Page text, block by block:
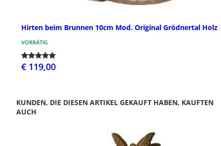
Hirten beim Brunnen 10cm Mod. Original Grödnertal Holz
VORRÄTIG
€ 119,00
KUNDEN, DIE DIESEN ARTIKEL GEKAUFT HABEN, KAUFTEN
AUCH